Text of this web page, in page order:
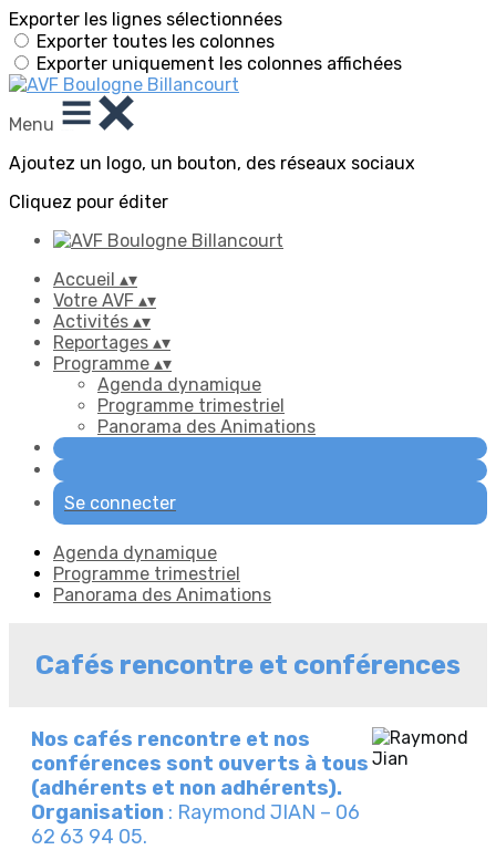
Exporter les lignes sélectionnées
Exporter toutes les colonnes
Exporter uniquement les colonnes affichées
Menu
Ajoutez un logo, un bouton, des réseaux sociaux
Cliquez pour éditer
Accueil ▴▾
Votre AVF ▴▾
Activités ▴▾
Reportages ▴▾
Programme ▴▾
Agenda dynamique
Programme trimestriel
Panorama des Animations
Se connecter
Agenda dynamique
Programme trimestriel
Panorama des Animations
Cafés rencontre et conférences
Nos cafés rencontre et nos
conférences sont ouverts à tous
(adhérents et non adhérents).
Organisation : Raymond JIAN – 06
62 63 94 05.